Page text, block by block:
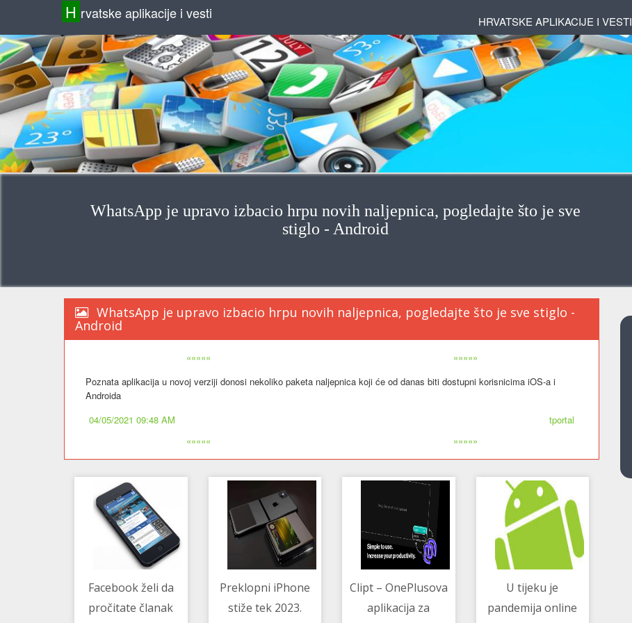
H rvatske aplikacije i vesti HRVATSKE APLIKACIJE I VESTI
WhatsApp je upravo izbacio hrpu novih naljepnica, pogledajte što je sve
stiglo - Android
WhatsApp je upravo izbacio hrpu novih naljepnica, pogledajte što je sve stiglo -
Android
«««««
»»»»»
Poznata aplikacija u novoj verziji donosi nekoliko paketa naljepnica koji će od danas biti dostupni korisnicima iOS-a i
Androida
04/05/2021 09:48 AM
tportal
«««««
»»»»»
Facebook želi da
pročitate članak
Preklopni iPhone
stiže tek 2023.
Clipt – OnePlusova
aplikacija za
U tijeku je
pandemija online